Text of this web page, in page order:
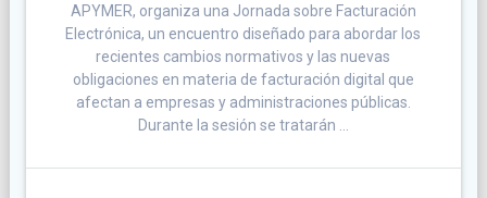
APYMER, organiza una Jornada sobre Facturación
Electrónica, un encuentro diseñado para abordar los
recientes cambios normativos y las nuevas
obligaciones en materia de facturación digital que
afectan a empresas y administraciones públicas.
Durante la sesión se tratarán …